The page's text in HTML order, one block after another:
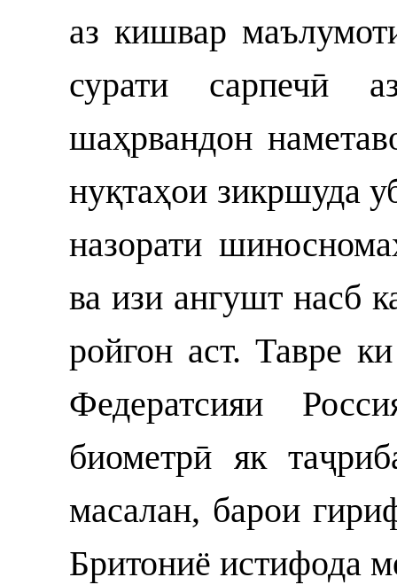
аз кишвар
сурати сарпечӣ
шаҳрвандон
нуқтаҳои зикршуда
назорати
ва изи ангушт насб
ройгон аст. Тавре
Федератсияи
биометрӣ як
масалан, барои
Бритониё истифода